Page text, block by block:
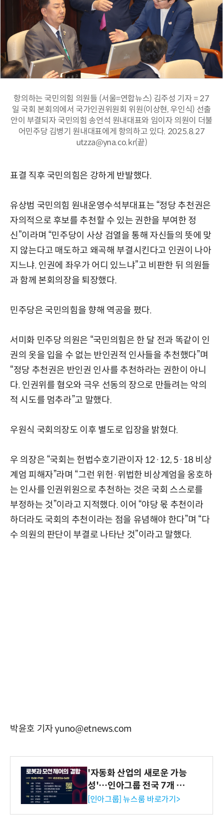
항의하는 국민의힘 의원들 (서울=연합뉴스) 김주성 기자 = 27
일 국회 본회의에서 국가인권위원회 위원(이상현, 우인식) 선출
안이 부결되자 국민의힘 송언석 원내대표와 임이자 의원이 더불
어민주당 김병기 원내대표에게 항의하고 있다. 2025.8.27
utzza@yna.co.kr(끝)
표결 직후 국민의힘은 강하게 반발했다.
유상범 국민의힘 원내운영수석부대표는 “정당 추천권은
자의적으로 후보를 추천할 수 있는 권한을 부여한 정
신”이라며 “민주당이 사상 검열을 통해 자신들의 뜻에 맞
지 않는다고 매도하고 왜곡해 부결시킨다고 인권이 나아
지느냐. 인권에 좌우가 어디 있느냐”고 비판한 뒤 의원들
과 함께 본회의장을 퇴장했다.
민주당은 국민의힘을 향해 역공을 폈다.
서미화 민주당 의원은 “국민의힘은 한 달 전과 똑같이 인
권의 옷을 입을 수 없는 반인권적 인사들을 추천했다”며
“정당 추천권은 반인권 인사를 추천하라는 권한이 아니
다. 인권위를 혐오와 극우 선동의 장으로 만들려는 악의
적 시도를 멈추라”고 말했다.
우원식 국회의장도 이후 별도로 입장을 밝혔다.
우 의장은 “국회는 헌법수호기관이자 12·12, 5·18 비상
계엄 피해자”라며 “그런 위헌·위법한 비상계엄을 옹호하
는 인사를 인권위원으로 추천하는 것은 국회 스스로를
부정하는 것”이라고 지적했다. 이어 “야당 몫 추천이라
하더라도 국회의 추천이라는 점을 유념해야 한다”며 “다
수 의원의 판단이 부결로 나타난 것”이라고 말했다.
박윤호 기자 yuno@etnews.com
'자동화 산업의 새로운 가능
성'…인아그룹 전국 7개 도
시 세미나 페어 개최
[인아그룹] 뉴스룸 바로가기>